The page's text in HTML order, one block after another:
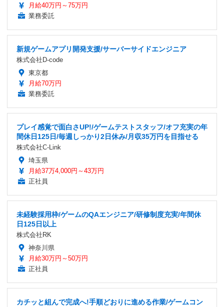
月給40万円～75万円
業務委託
新規ゲームアプリ開発支援/サーバーサイドエンジニア
株式会社D-code
東京都
月給70万円
業務委託
プレイ感覚で面白さUP!/ゲームテストスタッフ/オフ充実の年
間休日125日/毎週しっかり2日休み/月収35万円を目指せる
株式会社C-Link
埼玉県
月給37万4,000円～43万円
正社員
未経験採用枠/ゲームのQAエンジニア/研修制度充実/年間休
日125日以上
株式会社RK
神奈川県
月給30万円～50万円
正社員
カチッと組んで完成へ!手順どおりに進める作業/ゲームコン